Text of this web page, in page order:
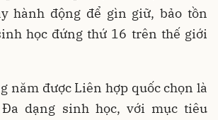
hành động để gìn giữ, bảo tồn
học đứng thứ 16 trên thế giới
năm được Liên hợp quốc chọn là
dạng sinh học, với mục tiêu